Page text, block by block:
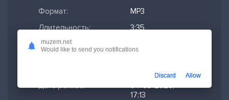
Формат:
MP3
Длительность:
3:35
Размер файла:
Дата релиза:
04-03-2026,
17:13
muzem.net
Would like to send you notifications
Discard Allow